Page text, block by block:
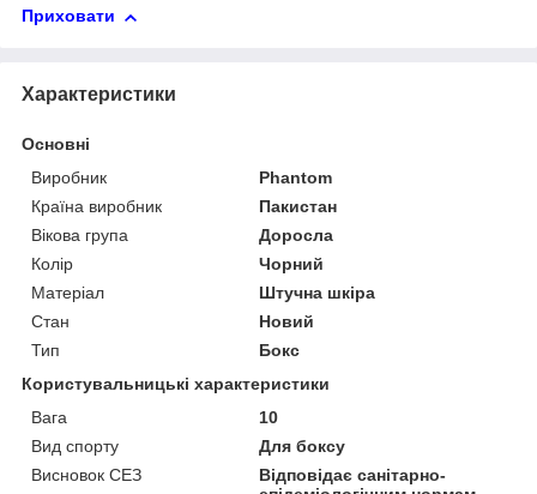
Приховати
Характеристики
Основні
Виробник
Phantom
Країна виробник
Пакистан
Вікова група
Доросла
Колір
Чорний
Матеріал
Штучна шкіра
Стан
Новий
Тип
Бокс
Користувальницькі характеристики
Вага
10
Вид спорту
Для боксу
Висновок СЕЗ
Відповідає санітарно-